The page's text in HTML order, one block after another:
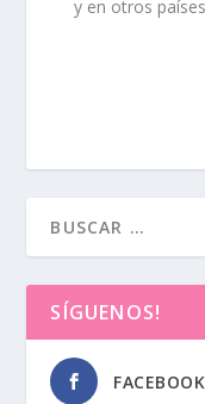
y en otros
SÍGUENOS!
FACEBOOK